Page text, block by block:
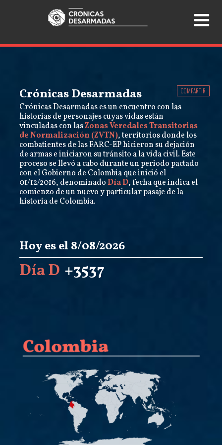
Crónicas Desarmadas
Crónicas Desarmadas es un encuentro con las
historias de personajes cuyas vidas están
vinculadas con lasZonas Veredales Transitorias
de Normalización (ZVTN), territorios donde los
combatientes de las FARC-EP hicieron su dejación
de armas e iniciaron su tránsito a la vida civil. Este
proceso se llevó a cabo durante un periodo pactado
con el Gobierno de Colombia que inició el
01/12/2016, denominadoDía D, fecha que indica el
comienzo de un nuevo y particular pasaje de la
historia de Colombia.
COMPARTIR
Hoy es el 8/08/2026
Día D +3537